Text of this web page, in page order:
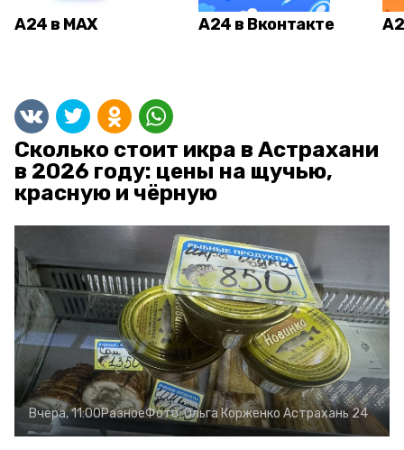
А24 в MAX А24 в Вконтакте
Сколько стоит икра в Астрахани
в 2026 году: цены на щучью,
красную и чёрную
Вчера, 11:00РазноеФото:Ольга Корженко Астрахань 24